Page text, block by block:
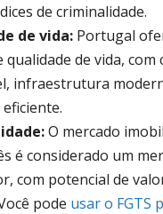
de criminalidade.
de vida: Portugal
qualidade de vida, com
infraestrutura
O mercado
é considerado um
com potencial de
pode usar o FGTS